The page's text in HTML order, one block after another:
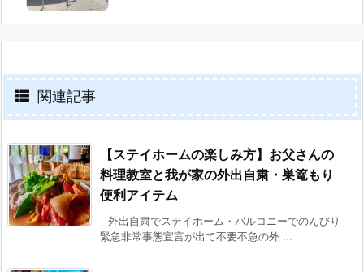
関連記事
【ステイホームの楽しみ方】お父さんの
料理教室と我が家の外出自粛・巣篭もり
便利アイテム
外出自粛でステイホーム・バルコニーでのんびり
緊急非常事態宣言が出て不要不急の外 ...